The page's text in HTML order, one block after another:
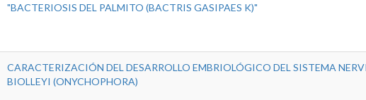
"BACTERIOSIS DEL PALMITO (BACTRIS GASIPAES K)"
CARACTERIZACIÓN DEL DESARROLLO EMBRIOLÓGICO DEL SISTEMA
BIOLLEYI (ONYCHOPHORA)